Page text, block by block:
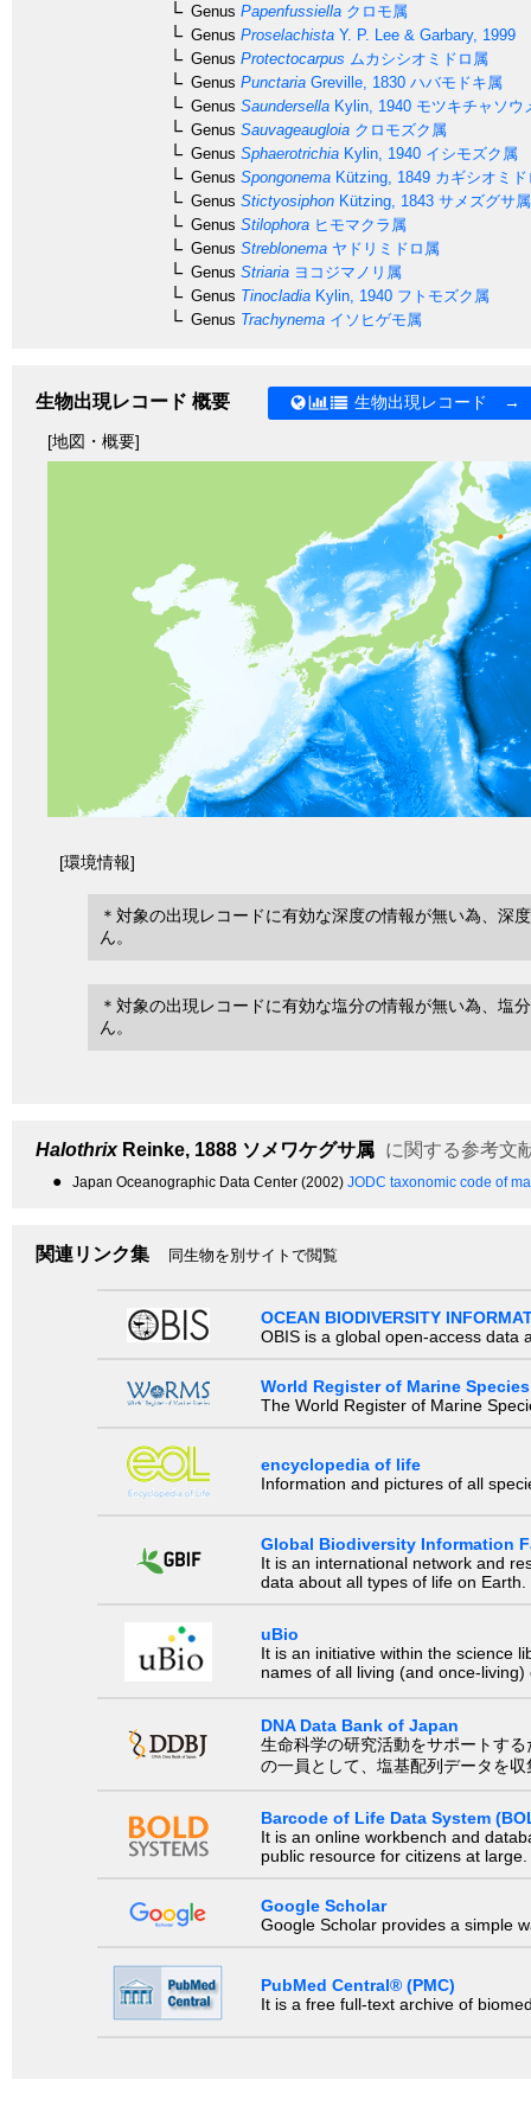
Genus Papenfussiella クロモ属
Genus Proselachista Y. P. Lee & Garbary, 1999
Genus Protectocarpus ムカシシオミドロ属
Genus Punctaria Greville, 1830 ハバモドキ属
Genus Saundersella Kylin, 1940 モツキチャソウ
Genus Sauvageaugloia クロモズク属
Genus Sphaerotrichia Kylin, 1940 イシモズク属
Genus Spongonema Kützing, 1849 カギシオミド
Genus Stictyosiphon Kützing, 1843 サメズグサ属
Genus Stilophora ヒモマクラ属
Genus Streblonema ヤドリミドロ属
Genus Striaria ヨコジマノリ属
Genus Tinocladia Kylin, 1940 フトモズク属
Genus Trachynema イソヒゲモ属
生物出現レコード 概要 生物出現レコード →
[地図・概要]
[環境情報]
＊対象の出現レコードに有効な深度の情報が無い為、深
ん。
＊対象の出現レコードに有効な塩分の情報が無い為、塩
ん。
HalothrixReinke, 1888 ソメワケグサ属 に関する参考文
● Japan Oceanographic Data Center (2002) JODC taxonomic code of
関連リンク集 同生物を別サイトで閲覧
OCEAN BIODIVERSITY
OBIS is a global open-access data
World Register of Marine Species
The World Register of Marine
encyclopedia of life
Information and pictures of all
Global Biodiversity Information
It is an international network and
data about all types of life on Earth.
uBio
It is an initiative within the science
names of all living (and once-living)
DNA Data Bank of Japan
生命科学の研究活動をサポートす
の一員として、塩基配列データを
Barcode of Life Data System
It is an online workbench and
public resource for citizens at large.
Google Scholar
Google Scholar provides a simple
PubMed Central® (PMC)
It is a free full-text archive of